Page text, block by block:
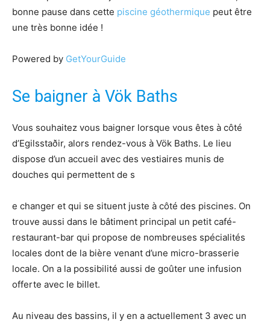
bonne pause dans cette piscine géothermique peut être
une très bonne idée !
Powered by GetYourGuide
Se baigner à Vök Baths
Vous souhaitez vous baigner lorsque vous êtes à côté
d’Egilsstaðir, alors rendez-vous à Vök Baths. Le lieu
dispose d’un accueil avec des vestiaires munis de
douches qui permettent de s
e changer et qui se situent juste à côté des piscines. On
trouve aussi dans le bâtiment principal un petit café-
restaurant-bar qui propose de nombreuses spécialités
locales dont de la bière venant d’une micro-brasserie
locale. On a la possibilité aussi de goûter une infusion
offerte avec le billet.
Au niveau des bassins, il y en a actuellement 3 avec un